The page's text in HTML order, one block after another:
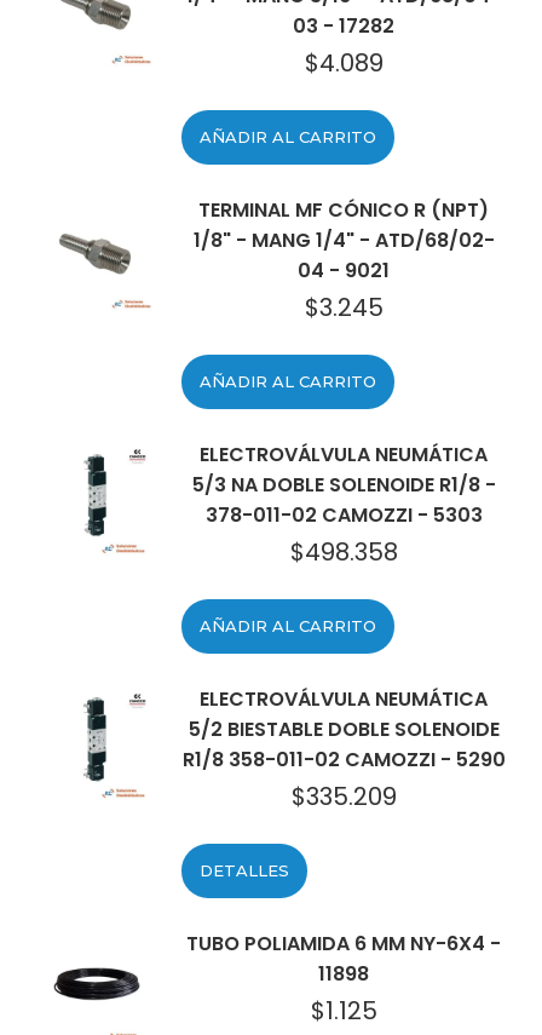
03 - 17282
$4.089
AÑADIR AL CARRITO
TERMINAL MF CÓNICO R (NPT)
1/8" - MANG 1/4" - ATD/68/02-
04 - 9021
$3.245
AÑADIR AL CARRITO
ELECTROVÁLVULA NEUMÁTICA
5/3 NA DOBLE SOLENOIDE R1/8 -
378-011-02 CAMOZZI - 5303
$498.358
AÑADIR AL CARRITO
ELECTROVÁLVULA NEUMÁTICA
5/2 BIESTABLE DOBLE SOLENOIDE
R1/8 358-011-02 CAMOZZI - 5290
$335.209
DETALLES
TUBO POLIAMIDA 6 MM NY-6X4 -
11898
$1.125